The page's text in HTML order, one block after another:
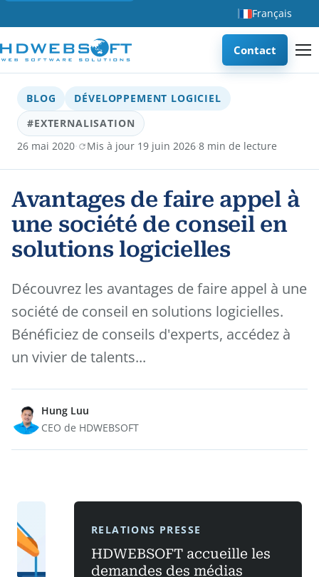
Français
Contact
BLOG
DÉVELOPPEMENT LOGICIEL
#EXTERNALISATION
26 mai 2020· Mis à jour 19 juin 2026·8 min de lecture
Avantages de faire appel à
une société de conseil en
solutions logicielles
Découvrez les avantages de faire appel à une
société de conseil en solutions logicielles.
Bénéficiez de conseils d'experts, accédez à
un vivier de talents...
Hung Luu
CEO de HDWEBSOFT
RELATIONS PRESSE
HDWEBSOFT accueille les
demandes des médias